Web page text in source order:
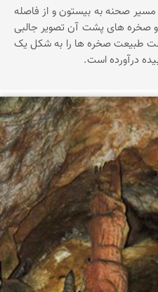
صحنه به بیستون و از فاصله
و صخره های پشت آن تصویر جالبی
طبیعت صخره ها را به شکل یک
درآورده است.